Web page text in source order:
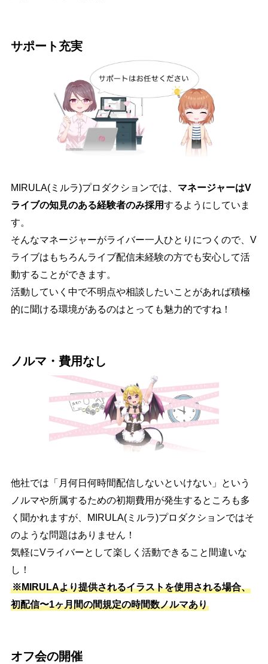
サポート充実
MIRULA(ミルラ)プロダクションでは、 マネージャーはV
ライブの知見のある経験者のみ採用するようにしていま
す。
そんなマネージャーがライバー一人ひとりにつくので、V
ライブはもちろんライブ配信未経験の方でも安心して活
動することができます。
活動していく中で不明点や相談したいことがあれば積極
的に聞ける環境があるのはとっても魅力的ですね！
ノルマ・費用なし
他社では「月何日何時間配信しないといけない」という
ノルマや所属するための初期費用が発生するところも多
く聞かれますが、MIRULA(ミルラ)プロダクションではそ
のような問題はありません！
気軽にVライバーとして楽しく活動できること間違いな
し！
※MIRULAより提供されるイラストを使用される場合、
初配信〜1ヶ月間の間規定の時間数ノルマあり
オフ会の開催